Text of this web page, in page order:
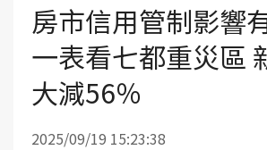
房市信用管制影響
一表看七都重災區
大減56％
2025/09/19 15:23:38